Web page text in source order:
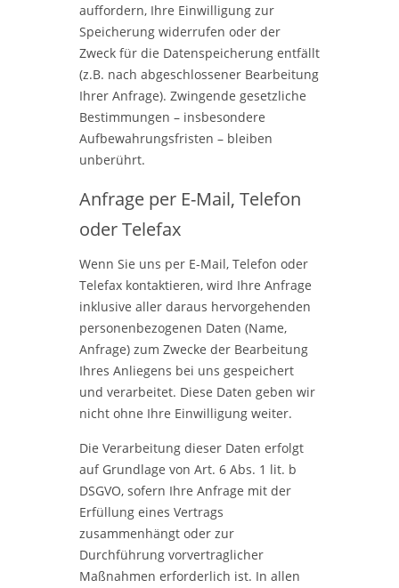
auffordern, Ihre Einwilligung zur
Speicherung widerrufen oder der
Zweck für die Datenspeicherung entfällt
(z.B. nach abgeschlossener Bearbeitung
Ihrer Anfrage). Zwingende gesetzliche
Bestimmungen – insbesondere
Aufbewahrungsfristen – bleiben
unberührt.
Anfrage per E-Mail, Telefon
oder Telefax
Wenn Sie uns per E-Mail, Telefon oder
Telefax kontaktieren, wird Ihre Anfrage
inklusive aller daraus hervorgehenden
personenbezogenen Daten (Name,
Anfrage) zum Zwecke der Bearbeitung
Ihres Anliegens bei uns gespeichert
und verarbeitet. Diese Daten geben wir
nicht ohne Ihre Einwilligung weiter.
Die Verarbeitung dieser Daten erfolgt
auf Grundlage von Art. 6 Abs. 1 lit. b
DSGVO, sofern Ihre Anfrage mit der
Erfüllung eines Vertrags
zusammenhängt oder zur
Durchführung vorvertraglicher
Maßnahmen erforderlich ist. In allen